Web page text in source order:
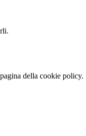
della cookie policy.